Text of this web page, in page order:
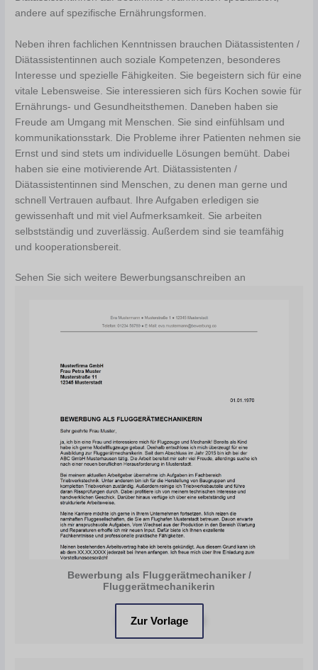
andere auf spezifische Ernährungsformen.
Neben ihren fachlichen Kenntnissen brauchen Diätassistenten /
Diätassistentinnen auch soziale Kompetenzen, besonderes
Interesse und spezielle Fähigkeiten. Sie begeistern sich für eine
vitale Lebensweise. Sie interessieren sich fürs Kochen sowie für
Ernährungs- und Gesundheitsthemen. Daneben haben sie
Freude am Umgang mit Menschen. Sie sind einfühlsam und
kommunikationsstark. Die Probleme ihrer Patienten nehmen sie
Ernst und sind stets um individuelle Lösungen bemüht. Dabei
haben sie eine motivierende Art. Diätassistenten /
Diätassistentinnen sind Menschen, zu denen man gerne und
schnell Vertrauen aufbaut. Ihre Aufgaben erledigen sie
gewissenhaft und mit viel Aufmerksamkeit. Sie arbeiten
selbstständig und zuverlässig. Außerdem sind sie teamfähig
und kooperationsbereit.
Sehen Sie sich weitere Bewerbungsanschreiben an
Bewerbung als Fluggerätmechaniker /
Fluggerätmechanikerin
Zur Vorlage